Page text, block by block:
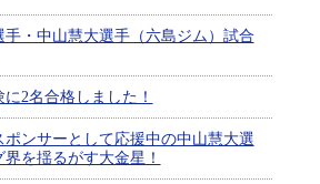
手・中山慧大選手（六島ジム）試合
2名合格しました！
ポンサーとして応援中の中山慧大選
を揺るがす大金星！